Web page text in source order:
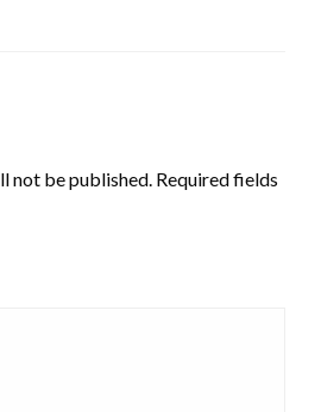
not be published. Required fields